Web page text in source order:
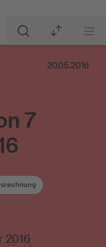
20.05.2016
7